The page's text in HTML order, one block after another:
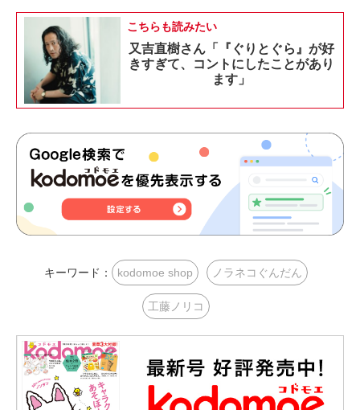
こちらも読みたい
又吉直樹さん「『ぐりとぐら』が好
きすぎて、コントにしたことがあり
ます」
キーワード： kodomoe shop ノラネコぐんだん
工藤ノリコ